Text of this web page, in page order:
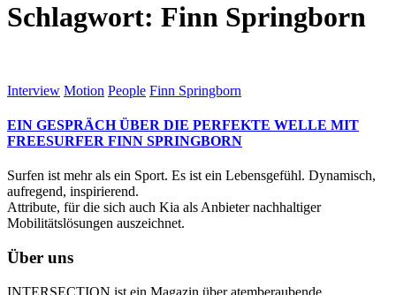
Schlagwort: Finn Springborn
Interview Motion People Finn Springborn
EIN GESPRÄCH ÜBER DIE PERFEKTE WELLE MIT
FREESURFER FINN SPRINGBORN
Surfen ist mehr als ein Sport. Es ist ein Lebensgefühl. Dynamisch,
aufregend, inspirierend.
Attribute, für die sich auch Kia als Anbieter nachhaltiger
Mobilitätslösungen auszeichnet.
Über uns
INTERSECTION ist ein Magazin über atemberaubende